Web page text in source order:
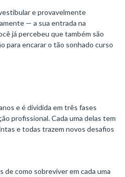
e provavelmente
— a sua entrada na
já percebeu que também são
para encarar o tão sonhado curso
e é dividida em três fases
profissional. Cada uma delas tem
e todas trazem novos desafios
de como sobreviver em cada uma